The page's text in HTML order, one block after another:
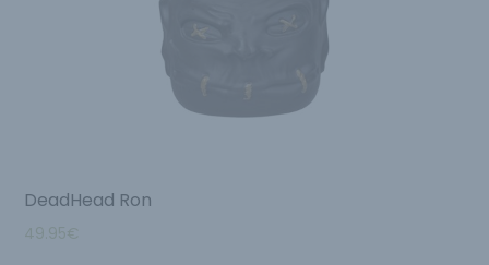
DeadHead Ron
49.95€